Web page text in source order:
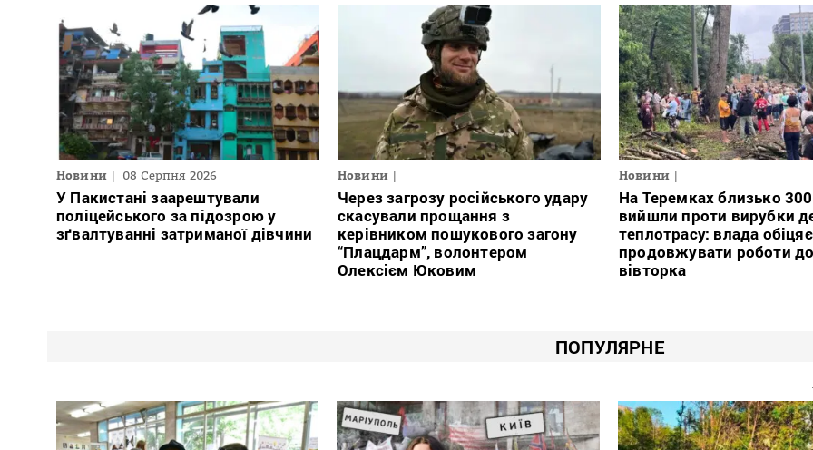
Новини 08 Серпня 2026
У Пакистані заарештували
поліцейського за підозрою у
зґвалтуванні затриманої дівчини
Новини
Через загрозу російського удару
скасували прощання з
керівником пошукового загону
“Плацдарм”, волонтером
Олексієм Юковим
Новини
На Теремках близько
вийшли проти вирубки
теплотрасу: влада
продовжувати роботи
вівторка
ПОПУЛЯРНЕ